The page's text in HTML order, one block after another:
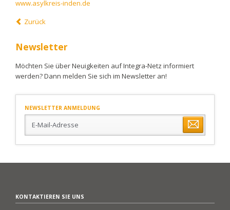
www.asylkreis-inden.de
Zurück
Newsletter
Möchten Sie über Neuigkeiten auf Integra-Netz informiert
werden? Dann melden Sie sich im Newsletter an!
NEWSLETTER ANMELDUNG
Mail-
KONTAKTIEREN SIE UNS